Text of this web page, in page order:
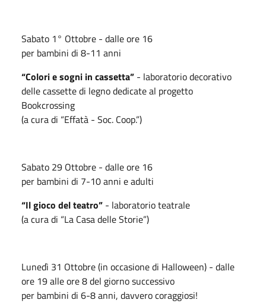
Sabato 1° Ottobre - dalle ore 16
per bambini di 8-11 anni
“Colori e sogni in cassetta” - laboratorio decorativo
delle cassette di legno dedicate al progetto
Bookcrossing
(a cura di “Effatà - Soc. Coop.”)
Sabato 29 Ottobre - dalle ore 16
per bambini di 7-10 anni e adulti
“Il gioco del teatro” - laboratorio teatrale
(a cura di “La Casa delle Storie”)
Lunedì 31 Ottobre (in occasione di Halloween) - dalle
ore 19 alle ore 8 del giorno successivo
per bambini di 6-8 anni, davvero coraggiosi!